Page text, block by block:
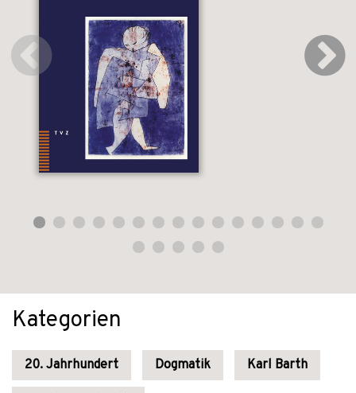
Kategorien
20. Jahrhundert Dogmatik Karl Barth